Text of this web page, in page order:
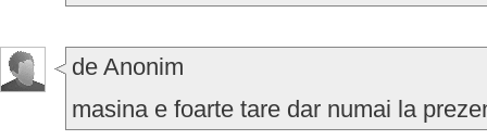
de Anonim
masina e foarte tare dar numai la